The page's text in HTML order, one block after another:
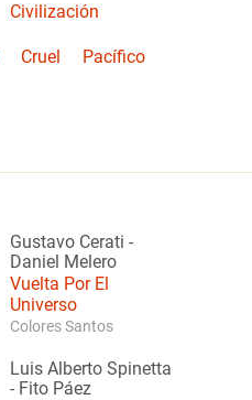
Civilización
Cruel Pacífico
Gustavo Cerati -
Daniel Melero
Vuelta Por El
Universo
Colores Santos
Luis Alberto Spinetta
- Fito Páez